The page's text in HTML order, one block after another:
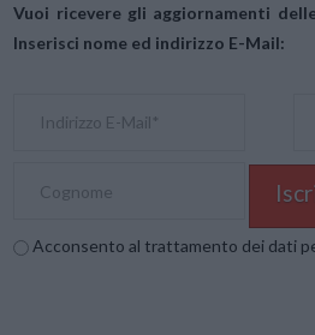
Vuoi ricevere gli aggiornamenti
Inserisci nome ed indirizzo E-Mail:
Acconsento al trattamento dei dati